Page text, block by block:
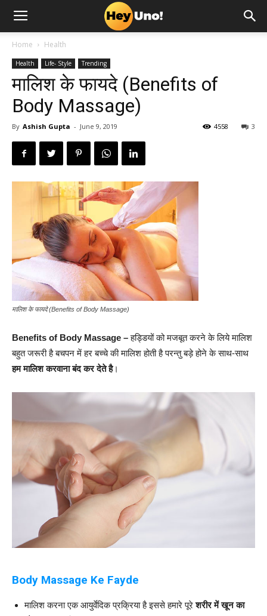
Home Health
Health Life- Style Trending
मालिश के फायदे (Benefits of
Body Massage)
By Ashish Gupta - June 9, 2019 3
4558
मालिश के फायदे (Benefits of Body Massage)
Benefits of Body Massage –हड्डियों को मजबूत करने के लिये मालिश
बहुत जरूरी है बचपन में हर बच्चे की मालिश होती है परन्तु बड़े होने के साथ-साथ
हम मालिश करवाना बंद कर देते है।
Body Massage Ke Fayde
मालिश करना एक आयुर्वेदिक प्रक्रिया है इससे हमारे पूरेशरीर में खून का